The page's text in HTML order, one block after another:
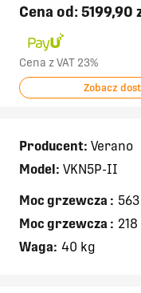
Cena od: 5199,90
Cena z VAT 23%
Zobacz
Producent: Verano
Model: VKN5P-II
Moc grzewcza :
Moc grzewcza :
Waga: 40 kg